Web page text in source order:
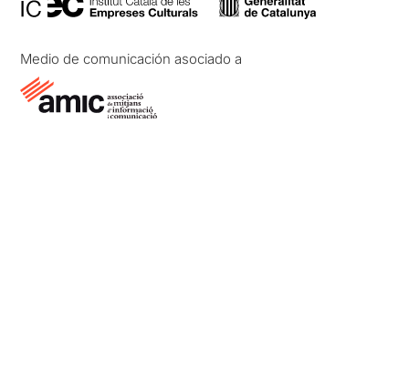
Medio de comunicación asociado a